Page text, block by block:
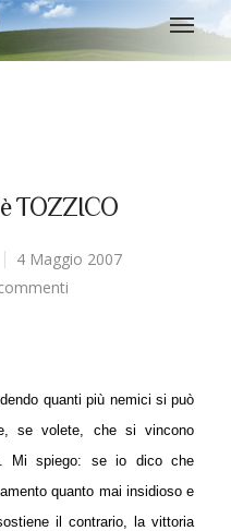
TOZZICO
4 Maggio 2007
quanti più nemici si può
se volete, che si vincono
Mi spiego: se io dico che
quanto mai insidioso e
il contrario, la vittoria